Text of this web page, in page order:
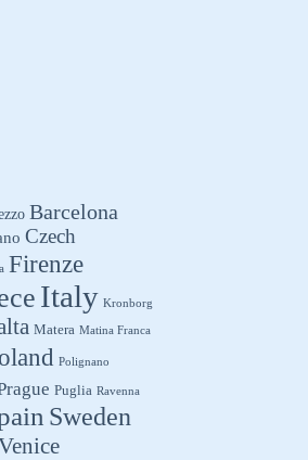
Barcelona
Czech
Firenze
Italy Kronborg
Matera Matina Franca
Polignano
Puglia Ravenna
Sweden